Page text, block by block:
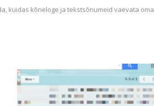
kuidas kõneloge ja tekstsõnumeid vaevata oma